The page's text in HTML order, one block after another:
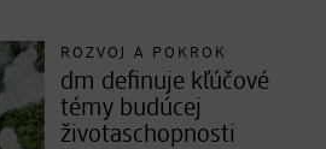
ROZVOJ A POKROK
dm definuje kľúčové
témy budúcej
životaschopnosti